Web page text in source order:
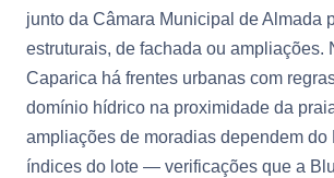
junto da Câmara Municipal de Almada
estruturais, de fachada ou ampliações.
Caparica há frentes urbanas com
domínio hídrico na proximidade da
ampliações de moradias dependem do
índices do lote — verificações que a